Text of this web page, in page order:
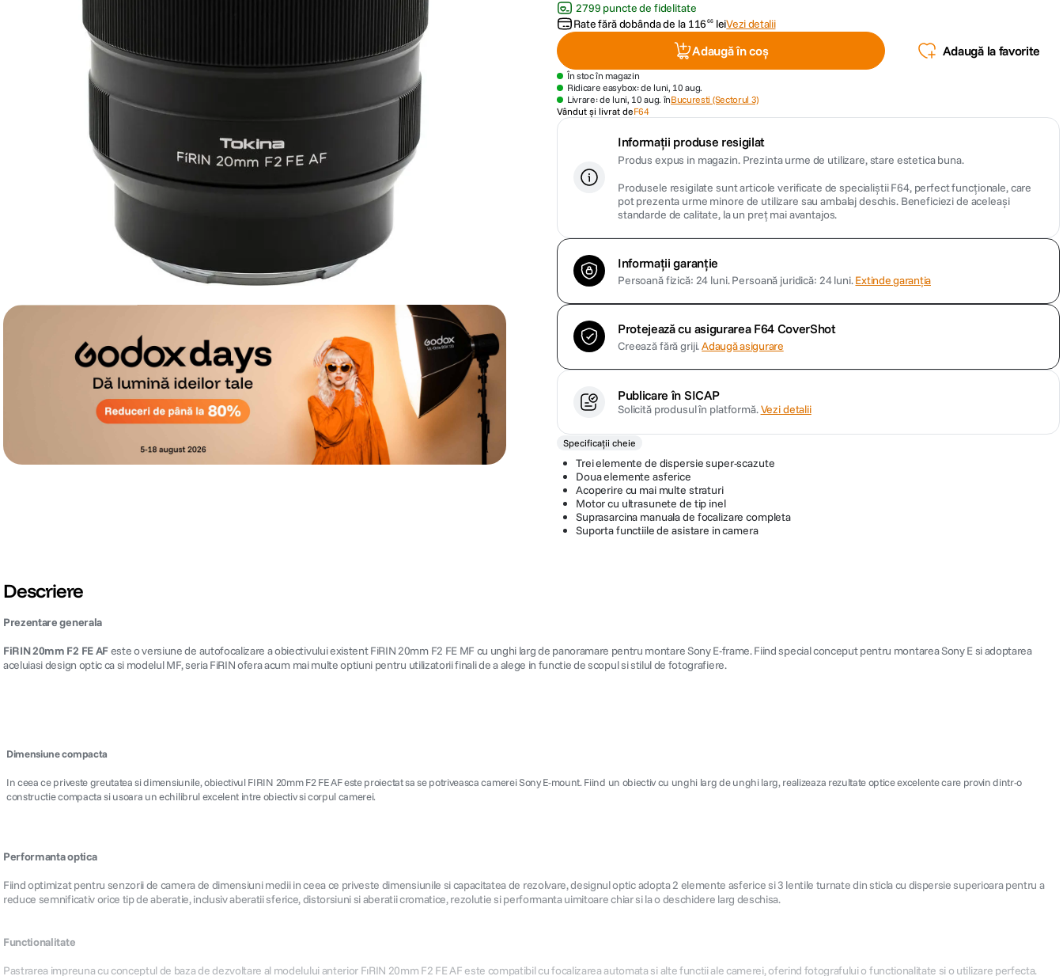
2799 puncte de fidelitate
Rate fără dobânda de la 116 66 leiVezi detalii
Adaugă în coș Adaugă la favorite
În stoc în magazin
Ridicare easybox: de luni, 10 aug.
Livrare: de luni, 10 aug. înBucuresti (Sectorul 3)
Vândut și livrat deF64
Informații produse resigilat
Produs expus in magazin. Prezinta urme de utilizare, stare estetica buna.
Produsele resigilate sunt articole verificate de specialiștii F64, perfect funcționale, care
pot prezenta urme minore de utilizare sau ambalaj deschis. Beneficiezi de aceleași
standarde de calitate, la un preț mai avantajos.
Informații garanție
Persoană fizică: 24 luni.Persoană juridică: 24 luni.Extinde garanția
Protejează cu asigurarea F64 CoverShot
Creează fără griji.Adaugă asigurare
Publicare în SICAP
Solicită produsul în platformă.Vezi detalii
Specificații cheie
Trei elemente de dispersie super-scazute
Doua elemente asferice
Acoperire cu mai multe straturi
Motor cu ultrasunete de tip inel
Suprasarcina manuala de focalizare completa
Suporta functiile de asistare in camera
Descriere
Prezentare generala
FiRIN 20mm F2 FE AFeste o versiune de autofocalizare a obiectivului existent FiRIN 20mm F2 FE MF cu unghi larg de panoramare pentru montare Sony E-frame. Fiind special conceput pentru montarea Sony E si adoptarea
aceluiasi design optic ca si modelul MF, seria FiRIN ofera acum mai multe optiuni pentru utilizatorii finali de a alege in functie de scopul si stilul de fotografiere.
Dimensiune compacta
In ceea ce priveste greutatea si dimensiunile, obiectivul FIRIN 20mm F2 FE AF este proiectat sa se potriveasca camerei Sony E-mount. Fiind un obiectiv cu unghi larg de unghi larg, realizeaza rezultate optice excelente care provin dintr-o
constructie compacta si usoara un echilibrul excelent intre obiectiv si corpul camerei.
Performanta optica
Fiind optimizat pentru senzorii de camera de dimensiuni medii in ceea ce priveste dimensiunile si capacitatea de rezolvare, designul optic adopta 2 elemente asferice si 3 lentile turnate din sticla cu dispersie superioara pentru a
reduce semnificativ orice tip de aberatie, inclusiv aberatii sferice, distorsiuni si aberatii cromatice, rezolutie si performanta uimitoare chiar si la o deschidere larg deschisa.
Functionalitate
Pastrarea impreuna cu conceptul de baza de dezvoltare al modelului anterior FıRIN 20mm F2 FE AF este compatibil cu focalizarea automata si alte functii ale camerei, oferind fotografului o functionalitate si o utilizare perfecta.